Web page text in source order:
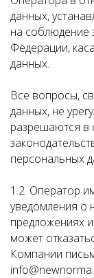
данных,
на соблюдение
Федерации,
данных.
Все вопросы,
данных, не
разрешаются в
персональных
1.2. Оператор
уведомления о
предложениях
может
Компании